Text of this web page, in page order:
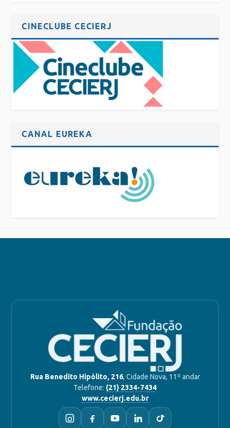
CINECLUBE CECIERJ
CANAL EUREKA
Rua Benedito Hipólito, 216, Cidade Nova, 11º andar
Telefone: (21) 2334-7434
www.cecierj.edu.br